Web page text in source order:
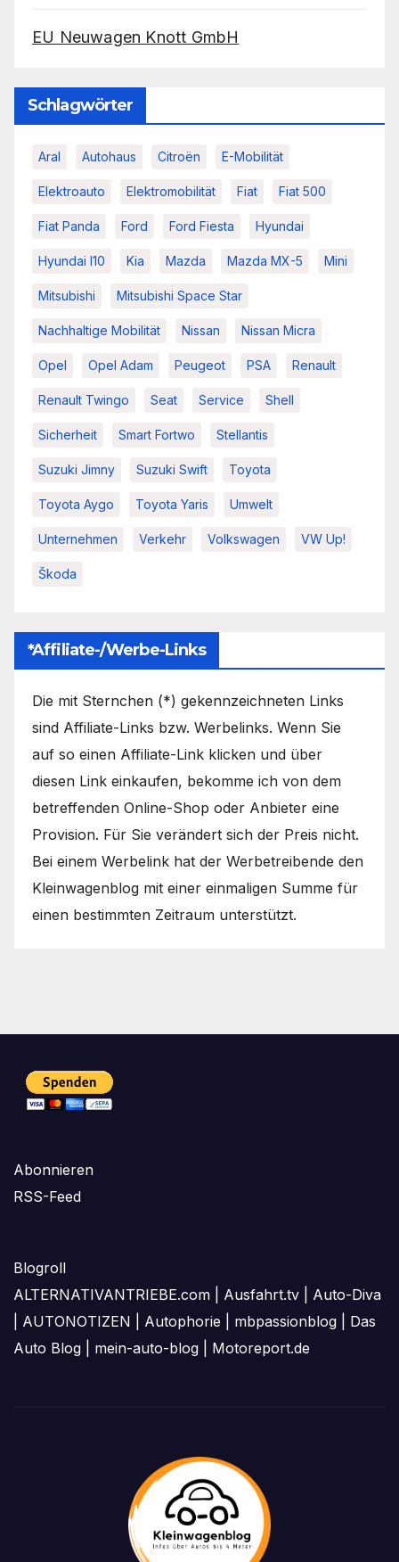
EU Neuwagen Knott GmbH
Schlagwörter
Aral Autohaus Citroën E-Mobilität
Elektroauto Elektromobilität Fiat Fiat 500
Fiat Panda Ford Ford Fiesta Hyundai
Hyundai I10 Kia Mazda Mazda MX-5 Mini
Mitsubishi Mitsubishi Space Star
Nachhaltige Mobilität Nissan Nissan Micra
Opel Opel Adam Peugeot PSA Renault
Renault Twingo Seat Service Shell
Sicherheit Smart Fortwo Stellantis
Suzuki Jimny Suzuki Swift Toyota
Toyota Aygo Toyota Yaris Umwelt
Unternehmen Verkehr Volkswagen VW Up!
Škoda
*Affiliate-/Werbe-Links
Die mit Sternchen (*) gekennzeichneten Links
sind Affiliate-Links bzw. Werbelinks. Wenn Sie
auf so einen Affiliate-Link klicken und über
diesen Link einkaufen, bekomme ich von dem
betreffenden Online-Shop oder Anbieter eine
Provision. Für Sie verändert sich der Preis nicht.
Bei einem Werbelink hat der Werbetreibende den
Kleinwagenblog mit einer einmaligen Summe für
einen bestimmten Zeitraum unterstützt.
Abonnieren
RSS-Feed
Blogroll
ALTERNATIVANTRIEBE.com
Ausfahrt.tv
Auto-Diva
AUTONOTIZEN Autophorie mbpassionblog
Das
Auto Blog
mein-auto-blog Motoreport.de